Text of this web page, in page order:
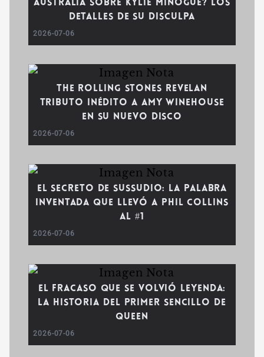
Australia sobre Kylie Minogue? Los
detalles de su disculpa
2026-07-06
The Rolling Stones revelan
tributo inédito a Amy Winehouse
en su nuevo disco
2026-07-06
El secreto de Sussudio: La palabra
inventada que llevó a Phil Collins
al #1
2026-07-06
El fracaso que se volvió leyenda:
La historia del primer sencillo de
Queen
2026-07-06